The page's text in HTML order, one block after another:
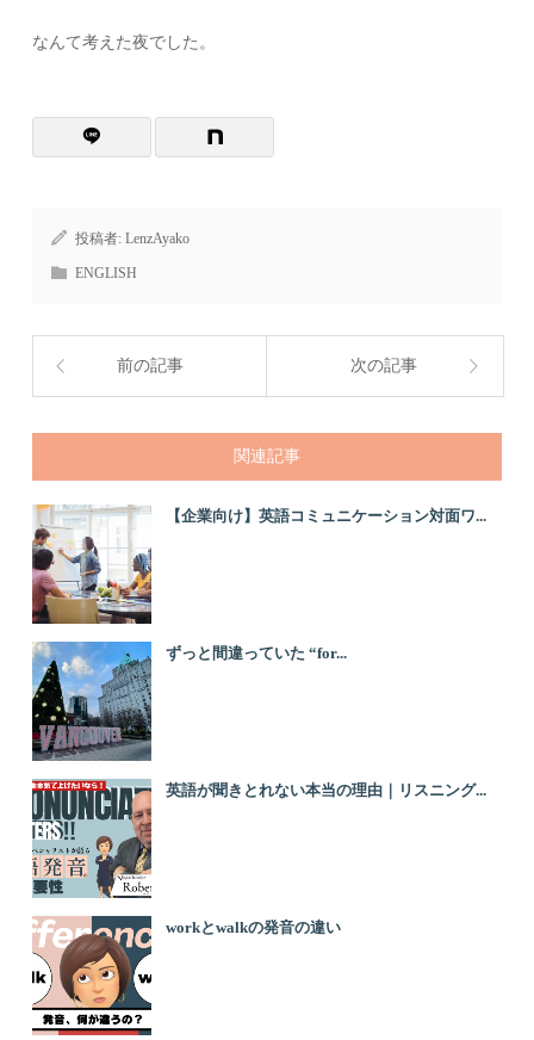
なんて考えた夜でした。
投稿者:LenzAyako
ENGLISH
前の記事 次の記事
関連記事
【企業向け】英語コミュニケーション対面ワ...
ずっと間違っていた “for...
英語が聞きとれない本当の理由｜リスニング...
workとwalkの発音の違い